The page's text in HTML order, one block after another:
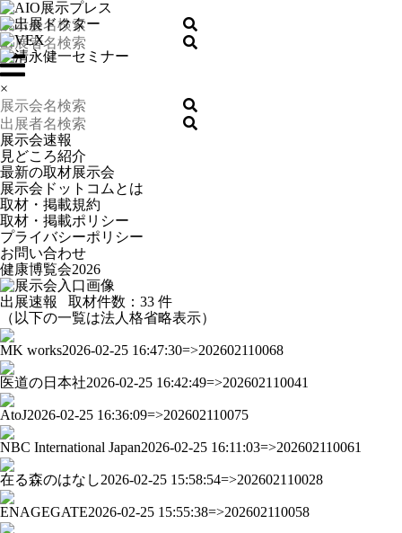
×
展示会速報
見どころ紹介
最新の取材展示会
展示会ドットコムとは
取材・掲載規約
取材・掲載ポリシー
プライバシーポリシー
お問い合わせ
健康博覧会2026
出展速報 取材件数： 33 件
（以下の一覧は法人格省略表示）
MK works2026-02-25 16:47:30=>202602110068
医道の日本社2026-02-25 16:42:49=>202602110041
AtoJ2026-02-25 16:36:09=>202602110075
NBC International Japan2026-02-25 16:11:03=>202602110061
在る森のはなし2026-02-25 15:58:54=>202602110028
ENAGEGATE2026-02-25 15:55:38=>202602110058